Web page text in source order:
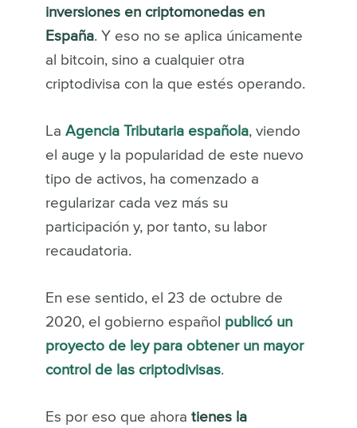
inversiones en criptomonedas en
España. Y eso no se aplica únicamente
al bitcoin, sino a cualquier otra
criptodivisa con la que estés operando.
La Agencia Tributaria española, viendo
el auge y la popularidad de este nuevo
tipo de activos, ha comenzado a
regularizar cada vez más su
participación y, por tanto, su labor
recaudatoria.
En ese sentido, el 23 de octubre de
2020, el gobierno español publicó un
proyecto de ley para obtener un mayor
control de las criptodivisas.
Es por eso que ahora tienes la